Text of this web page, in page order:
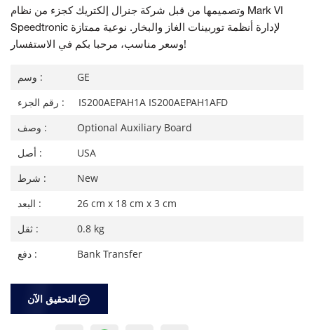
وتصميمها من قبل شركة جنرال إلكتريك كجزء من نظام Mark VI
Speedtronic لإدارة أنظمة توربينات الغاز والبخار. نوعية ممتازة
وسعر مناسب، مرحبا بكم في الاستفسار!
وسم :
GE
رقم الجزء :
IS200AEPAH1A IS200AEPAH1AFD
وصف :
Optional Auxiliary Board
أصل :
USA
شرط :
New
البعد :
26 cm x 18 cm x 3 cm
ثقل :
0.8 kg
دفع :
Bank Transfer
التحقيق الآن